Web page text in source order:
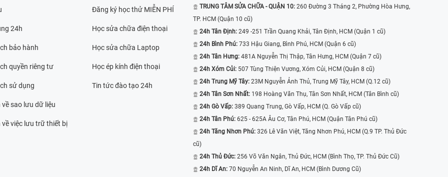
24h
bảo hành
quyền riêng tư
sử dụng
về sao lưu dữ liệu
về việc lưu trữ thiết bị
Đăng ký học thử MIỄN PHÍ
Học sửa chữa điện thoại
Học sửa chữa Laptop
Học ép kính điện thoại
Tin tức đào tạo 24h
TRUNG TÂM SỬA CHỮA - QUẬN 10: 260 Đường 3 Tháng 2, Phường Hòa Hưng,
TP. HCM (Quận 10 cũ)
24h Tân Định: 249 -251 Trần Quang Khải, Tân Định, HCM (Quận 1 cũ)
24h Bình Phú: 733 Hậu Giang, Bình Phú, HCM (Quận 6 cũ)
24h Tân Hưng: 481A Nguyễn Thị Thập, Tân Hưng, HCM (Quận 7 cũ)
24h Xóm Củi: 507 Tùng Thiện Vương, Xóm Củi, HCM (Quận 8 cũ)
24h Trung Mỹ Tây: 23M Nguyễn Ảnh Thủ, Trung Mỹ Tây, HCM (Q.12 cũ)
24h Tân Sơn Nhất: 198 Hoàng Văn Thụ, Tân Sơn Nhất, HCM (Tân Bình cũ)
24h Gò Vấp: 389 Quang Trung, Gò Vấp, HCM (Q. Gò Vấp cũ)
24h Tân Phú: 625 - 625A Âu Cơ, Tân Phú, HCM (Quận Tân Phú cũ)
24h Tăng Nhơn Phú: 326 Lê Văn Việt, Tăng Nhơn Phú, HCM (Q.9 TP. Thủ Đức
cũ)
24h Thủ Đức: 256 Võ Văn Ngân, Thủ Đức, HCM (Bình Thọ, TP. Thủ Đức Cũ)
24h Dĩ An: 70 Nguyễn An Ninh, Dĩ An, HCM (Bình Dương Cũ)